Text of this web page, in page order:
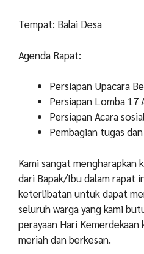
Tempat: Balai Desa
Agenda Rapat:
Persiapan Upacara
Persiapan Lomba 17
Persiapan Acara
Pembagian tugas
Kami sangat mengharapkan
dari Bapak/Ibu dalam rapat
keterlibatan untuk dapat
seluruh warga yang kami
perayaan Hari
meriah dan berkesan.